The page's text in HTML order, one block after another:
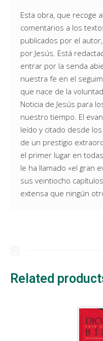
Esta obra, que recoge
comentarios a los
publicados por el
por Jesús. Está
entrar por la senda
nuestra fe en el
que nace de la
Noticia de Jesús para
nuestro tiempo. El
leído y citado desde
de un prestigio
el primer lugar en
le ha llamado «el gran
sus veintiocho
extensa que ningún
Related